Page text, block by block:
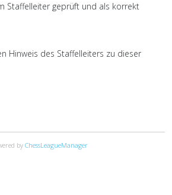
Staffelleiter geprüft und als korrekt
Hinweis des Staffelleiters zu dieser
by ChessLeagueManager